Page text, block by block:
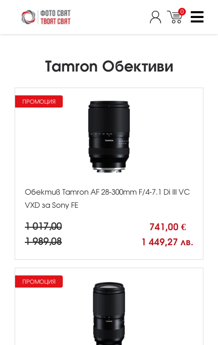
0
Tamron Обективи
Обектив Tamron AF 28-300mm F/4-7.1 Di III VC
VXD за Sony FE
1 017,00 741,00 €
1 989,08 1 449,27 лв.
ПРОМОЦИЯ
ПРОМОЦИЯ